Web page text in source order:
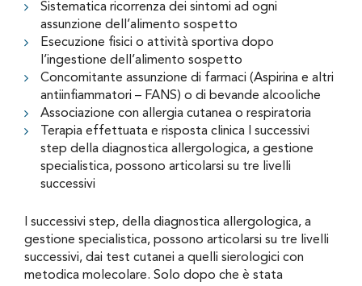
Sistematica ricorrenza dei sintomi ad ogni
assunzione dell’alimento sospetto
Esecuzione fisici o attività sportiva dopo
l’ingestione dell’alimento sospetto
Concomitante assunzione di farmaci (Aspirina e altri
antiinfiammatori – FANS) o di bevande alcooliche
Associazione con allergia cutanea o respiratoria
Terapia effettuata e risposta clinica I successivi
step della diagnostica allergologica, a gestione
specialistica, possono articolarsi su tre livelli
successivi
I successivi step, della diagnostica allergologica, a
gestione specialistica, possono articolarsi su tre livelli
successivi, dai test cutanei a quelli sierologici con
metodica molecolare. Solo dopo che è stata